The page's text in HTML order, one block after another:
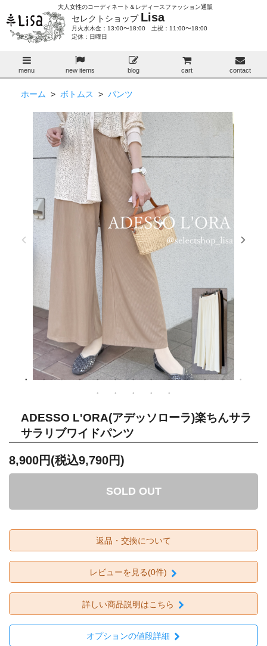
大人女性のコーディネート＆レディースファッション通販
セレクトショップ Lisa
月火水木金：13:00〜18:00 土祝：11:00〜18:00
定休：日曜日
menu new items blog cart contact
ホーム > ボトムス > パンツ
ADESSO L'ORA(アデッソローラ)楽ちんサラ
サラリブワイドパンツ
8,900円(税込9,790円)
SOLD OUT
返品・交換について
レビューを見る(0件)
詳しい商品説明はこちら
オプションの値段詳細